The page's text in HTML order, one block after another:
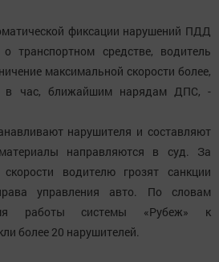
фиксации нарушений ПДД
транспортном средстве, водитель
максимальной скорости более,
в час, ближайшим нарядам ДПС, -
нарушителя и составляют
направляются в суд. За
водителю грозят санкции
управления авто. По словам
работы системы «Рубеж» к
более 20 нарушителей.